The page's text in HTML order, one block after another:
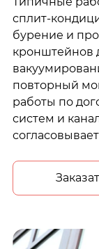
сплит-
бурение и
кронштейнов
повторный
работы по
систем и